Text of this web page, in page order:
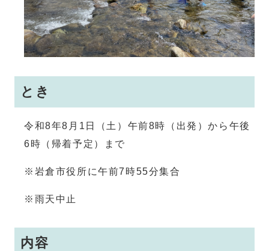
とき
令和8年8月1日（土）午前8時（出発）から午後
6時（帰着予定）まで
※岩倉市役所に午前7時55分集合
※雨天中止
内容